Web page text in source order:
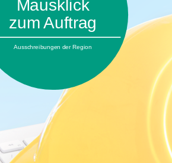
Mausklick
zum Auftrag
Ausschreibungen der Region